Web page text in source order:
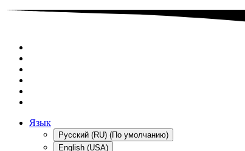
Язык
Русский (RU) (По умолчанию)
English (USA)